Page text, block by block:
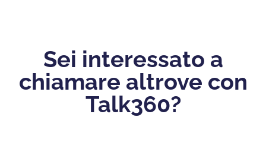
Sei interessato a
chiamare altrove con
Talk360?